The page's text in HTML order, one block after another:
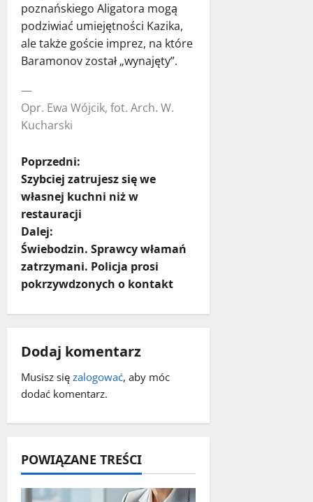
poznańskiego Aligatora mogą
podziwiać umiejętności Kazika,
ale także goście imprez, na które
Baramonov został „wynajęty”.
—
Opr. Ewa Wójcik, fot. Arch. W.
Kucharski
Z
o
b
a
c
z
w
p
i
s
y
Poprzedni:
Szybciej zatrujesz się we
własnej kuchni niż w
restauracji
Dalej:
Świebodzin. Sprawcy włamań
zatrzymani. Policja prosi
pokrzywdzonych o kontakt
Dodaj komentarz
Musisz się zalogować, aby móc
dodać komentarz.
POWIĄZANE TREŚCI